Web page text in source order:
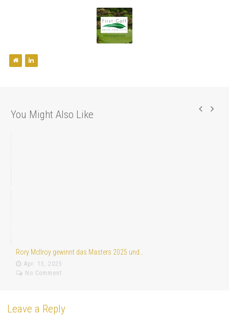
You Might Also Like
Rory McIlroy gewinnt das Masters 2025 und…
Apr. 15, 2025
No Comment
Leave a Reply